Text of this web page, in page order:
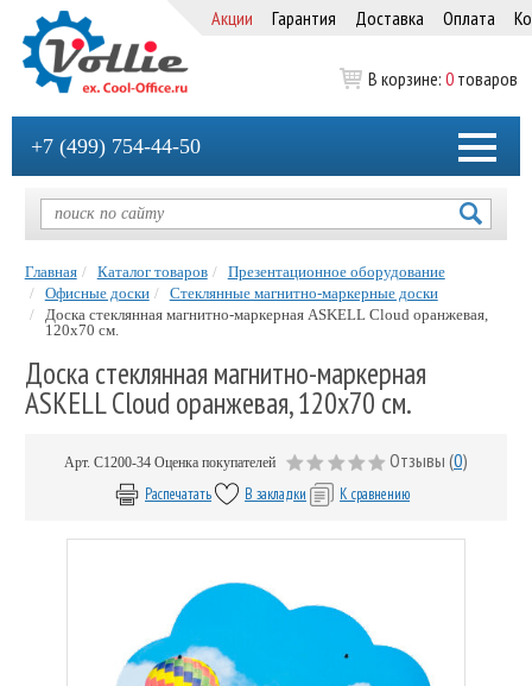
Акции Гарантия Доставка Оплата
В корзине: 0 товаров
+7 (499) 754-44-50
Главная Каталог товаров
Презентационное оборудование
Офисные доски
Стеклянные магнитно-маркерные доски
Доска стеклянная магнитно-маркерная ASKELL Cloud оранжевая,
120х70 см.
Доска стеклянная магнитно-маркерная
ASKELL Cloud оранжевая, 120х70 см.
Арт. C1200-34 Оценка покупателей Отзывы (0)
Распечатать В закладки К сравнению